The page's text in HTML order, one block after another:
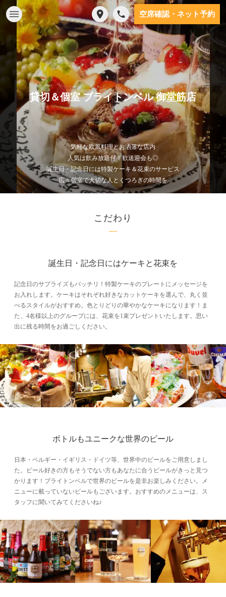
空席確認・ネット予約
貸切＆個室 ブライトンベル 御堂筋店
気軽な欧風料理とお洒落な店内
人気は飲み放題付！歓送迎会も◎
誕生日・記念日には特製ケーキ＆花束のサービス
広々個室で大切な人とくつろぎの時間を
こだわり
誕生日・記念日にはケーキと花束を
記念日のサプライズもバッチリ！特製ケーキのプレートにメッセージを
お入れします。ケーキはそれぞれ好きなカットケーキを選んで、丸く並
べるスタイルがおすすめ。色とりどりの華やかなケーキになります！ま
た、4名様以上のグループには、花束を1束プレゼントいたします。思い
出に残る時間をお過ごしください。
ボトルもユニークな世界のビール
日本・ベルギー・イギリス・ドイツ等、世界中のビールをご用意しまし
た。ビール好きの方もそうでない方もあなたに合うビールがきっと見つ
かります！ブライトンベルで世界のビールを是非お楽しみください。メ
ニューに載っていないビールもございます。おすすめのメニューは、ス
タッフに聞いてみてくださいね♪